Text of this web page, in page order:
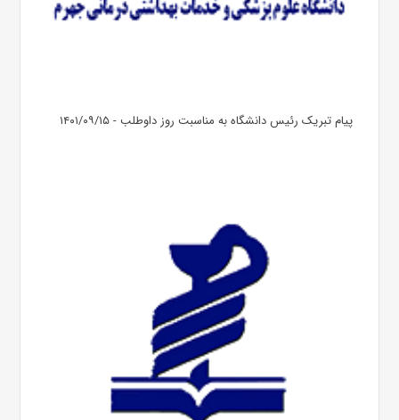
پیام تبریک رئیس دانشگاه به مناسبت روز داوطلب - ۱۴۰۱/۰۹/۱۵